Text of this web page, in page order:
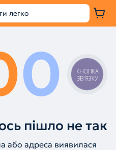
0
пішло не так
або адреса виявилася
КНОПКА
ЗВ'ЯЗКУ